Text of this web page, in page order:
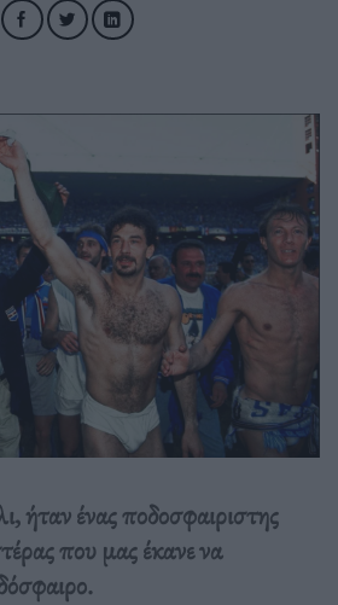
ήταν ένας ποδοσφαιριστης
που μας έκανε να